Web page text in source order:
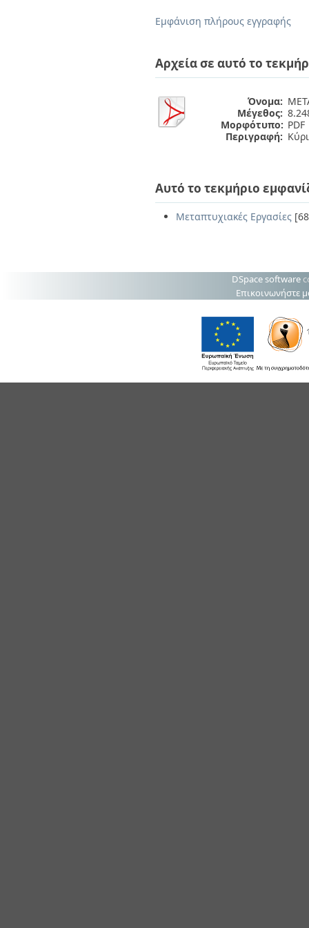
Εμφάνιση πλήρους εγγραφής
Αρχεία σε αυτό το
Όνομα:
Μέγεθος:
Μορφότυπο: PDF
Περιγραφή:
Αυτό το τεκμήριο
Μεταπτυχιακές Εργασίες
DSpace software
Επικοινωνήστε